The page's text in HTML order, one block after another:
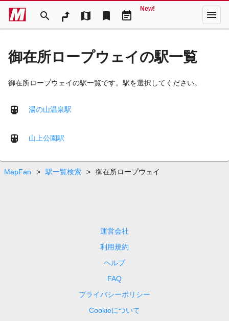
search map bookmark event_note
New! menu
御在所ロープウェイの駅一覧
御在所ロープウェイの駅一覧です。駅を選択してください。
湯の山温泉駅
山上公園駅
MapFan > 駅一覧検索 > 御在所ロープウェイ
運営会社
利用規約
ヘルプ
FAQ
プライバシーポリシー
Cookieについて